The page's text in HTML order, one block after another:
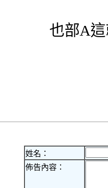
也部A
姓名：
佈告內容：